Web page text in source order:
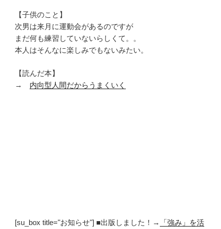
【子供のこと】
次男は来月に運動会があるのですが
まだ何も練習していないらしくて。。
本人はそんなに楽しみでもないみたい。
【読んだ本】
→ 内向型人間だからうまくいく
[su_box title="お知らせ"] ■出版しました！→
「強み」を活